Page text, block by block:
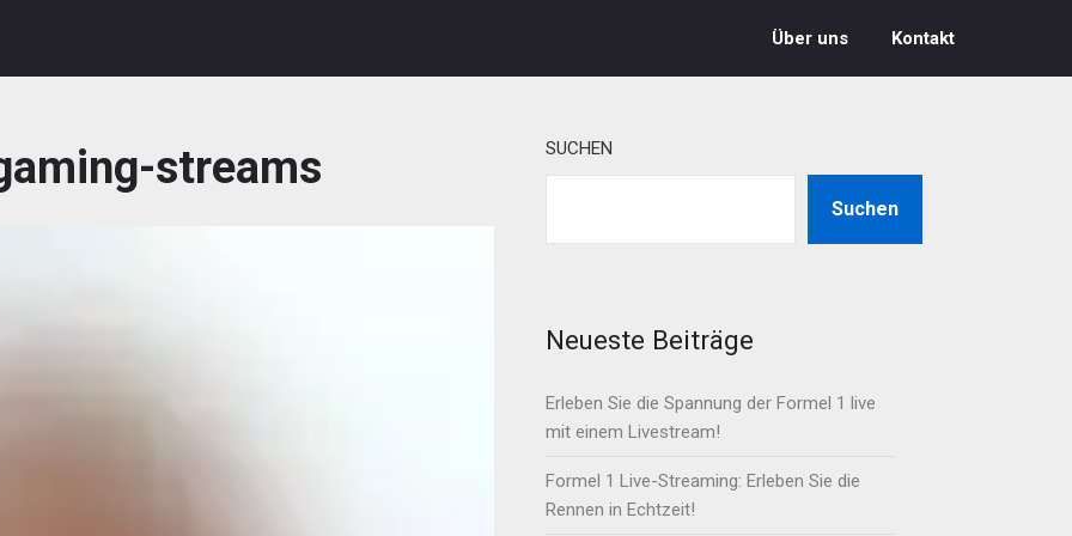
Über uns Kontakt
streams SUCHEN
Suchen
Neueste Beiträge
Erleben Sie die Spannung der Formel 1 live
mit einem Livestream!
Formel 1 Live-Streaming: Erleben Sie die
Rennen in Echtzeit!